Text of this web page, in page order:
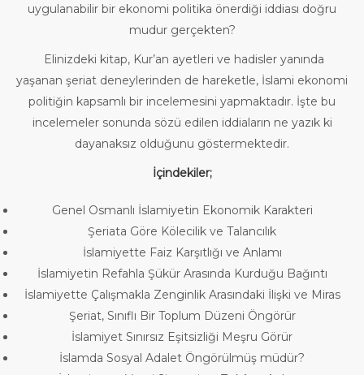
uygulanabilir bir ekonomi politika önerdiği iddiası doğru
mudur gerçekten?
Elinizdeki kitap, Kur’an ayetleri ve hadisler yanında
yaşanan şeriat deneylerinden de hareketle, İslami ekonomi
politiğin kapsamlı bir incelemesini yapmaktadır. İşte bu
incelemeler sonunda sözü edilen iddiaların ne yazık ki
dayanaksız olduğunu göstermektedir.
İçindekiler;
Genel Osmanlı İslamiyetin Ekonomik Karakteri
Şeriata Göre Kölecilik ve Talancılık
İslamiyette Faiz Karşıtlığı ve Anlamı
İslamiyetin Refahla Şükür Arasında Kurduğu Bağıntı
İslamiyette Çalışmakla Zenginlik Arasındaki İlişki ve Miras
Şeriat, Sınıflı Bir Toplum Düzeni Öngörür
İslamiyet Sınırsız Eşitsizliği Meşru Görür
İslamda Sosyal Adalet Öngörülmüş müdür?